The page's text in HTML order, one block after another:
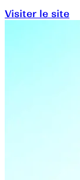
Visiter le site